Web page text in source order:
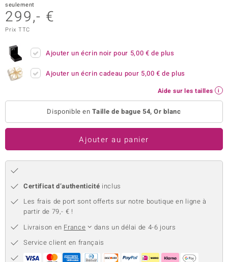
Collection
seulement
299,- €
Prix TTC
Ajouter un écrin noir pour 5,00 € de plus
Ajouter un écrin cadeau pour 5,00 € de plus
Aide sur les tailles
Disponible enTaille de bague 54, Or blanc
Ajouter au panier
Certificat d’authenticité inclus
Les frais de port sont offerts sur notre boutique en ligne à
partir de 79,- € !
Livraison en France
dans un délai de 4-6 jours
Service client en français